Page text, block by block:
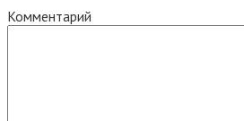
Комментарий